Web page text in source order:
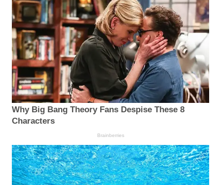
Why Big Bang Theory Fans Despise These 8
Characters
Brainberries